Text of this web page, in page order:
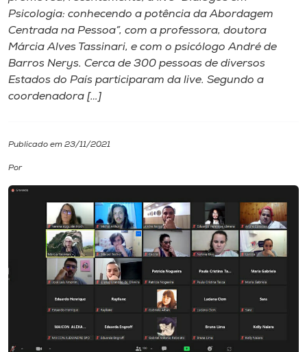
I.nova
Diplomados
Cultura
CPA
Biblioteca
Editora
Unoesc
Psicologia: conhecendo a potência da Abordagem
Centrada na Pessoa”, com a professora, doutora
Márcia Alves Tassinari, e com o psicólogo André de
Barros Nerys. Cerca de 300 pessoas de diversos
Estados do País participaram da live. Segundo a
coordenadora […]
Publicado em 23/11/2021
Por